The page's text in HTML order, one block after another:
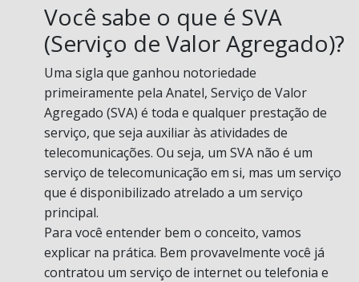
Você sabe o que é SVA
(Serviço de Valor Agregado)?
Uma sigla que ganhou notoriedade
primeiramente pela Anatel, Serviço de Valor
Agregado (SVA) é toda e qualquer prestação de
serviço, que seja auxiliar às atividades de
telecomunicações. Ou seja, um SVA não é um
serviço de telecomunicação em si, mas um serviço
que é disponibilizado atrelado a um serviço
principal.
Para você entender bem o conceito, vamos
explicar na prática. Bem provavelmente você já
contratou um serviço de internet ou telefonia e